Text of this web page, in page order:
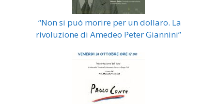
“Non si può morire per un dollaro. La
rivoluzione di Amedeo Peter Giannini”